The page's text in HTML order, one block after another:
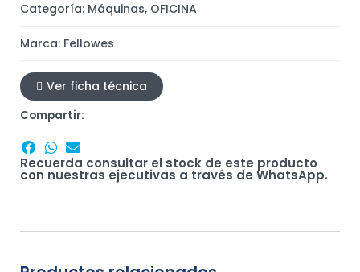
Categoría: Máquinas, OFICINA
Marca: Fellowes
Ver ficha técnica
Compartir:
Recuerda consultar el stock de este producto
con nuestras ejecutivas a través de WhatsApp.